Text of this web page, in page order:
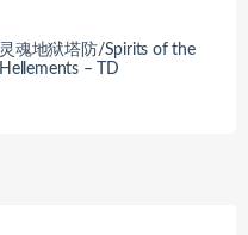
灵魂地狱塔防/Spirits of the
Hellements – TD